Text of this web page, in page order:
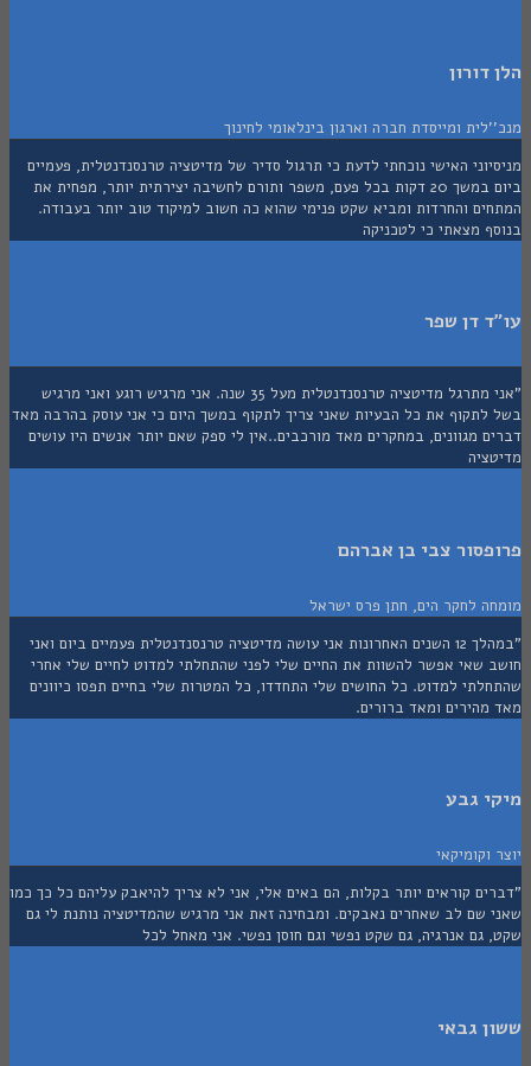
ומייסדת חברה וארגון בינלאומי לחינוך
האישי נוכחתי לדעת כי תרגול סדיר של מדיטציה טרנסנדנטלית, פעמיים
ביום במשך 20 דקות בכל פעם, משפר ותורם לחשיבה יצירתית יותר, מפחית את
והחרדות ומביא שקט פנימי שהוא כה חשוב למיקוד טוב יותר בעבודה.
מצאתי כי לטכניקה
דן שפר
"אני מתרגל מדיטציה טרנסנדנטלית מעל 35 שנה. אני מרגיש רוגע ואני מרגיש
את כל הבעיות שאני צריך לתקוף במשך היום כי אני עוסק בהרבה מאד
מגוונים, במחקרים מאד מורכבים..אין לי ספק שאם יותר אנשים היו עושים
צבי בן אברהם
לחקר הים, חתן פרס ישראל
"במהלך 12 השנים האחרונות אני עושה מדיטציה טרנסנדנטלית פעמיים ביום ואני
שאי אפשר להשוות את החיים שלי לפני שהתחלתי למדוט לחיים שלי אחרי
למדוט. כל החושים שלי התחדדו, כל המטרות שלי בחיים תפסו כיוונים
ומאד ברורים.
גבע
קוראים יותר בקלות, הם באים אלי, אני לא צריך להיאבק עליהם כל כך כמו
שם לב שאחרים נאבקים. ומבחינה זאת אני מרגיש שהמדיטציה נותנת לי גם
אנרגיה, גם שקט נפשי וגם חוסן נפשי. אני מאחל לכל
גבאי